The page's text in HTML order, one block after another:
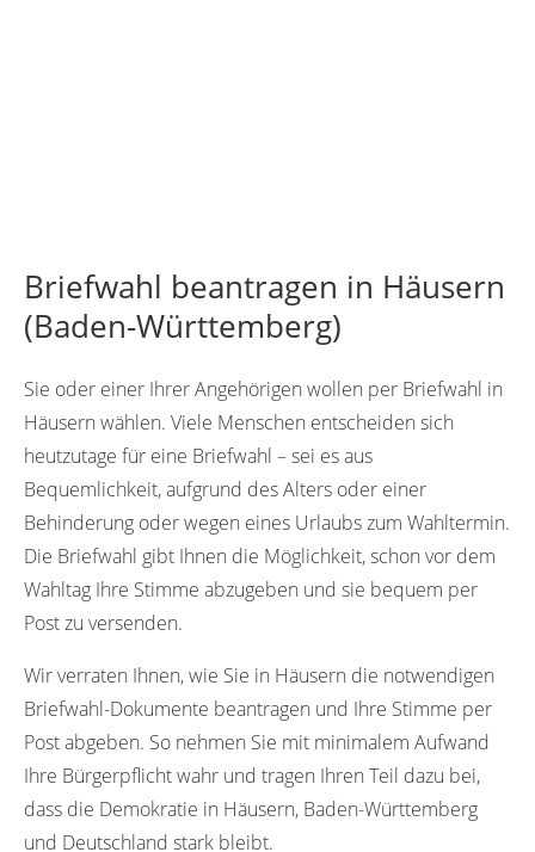
Briefwahl beantragen in Häusern
(Baden-Württemberg)
Sie oder einer Ihrer Angehörigen wollen per Briefwahl in
Häusern wählen. Viele Menschen entscheiden sich
heutzutage für eine Briefwahl – sei es aus
Bequemlichkeit, aufgrund des Alters oder einer
Behinderung oder wegen eines Urlaubs zum Wahltermin.
Die Briefwahl gibt Ihnen die Möglichkeit, schon vor dem
Wahltag Ihre Stimme abzugeben und sie bequem per
Post zu versenden.
Wir verraten Ihnen, wie Sie in Häusern die notwendigen
Briefwahl-Dokumente beantragen und Ihre Stimme per
Post abgeben. So nehmen Sie mit minimalem Aufwand
Ihre Bürgerpflicht wahr und tragen Ihren Teil dazu bei,
dass die Demokratie in Häusern, Baden-Württemberg
und Deutschland stark bleibt.